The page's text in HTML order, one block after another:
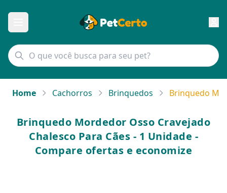
Home Cachorros Brinquedos Brinquedo
Brinquedo Mordedor Osso Cravejado
Chalesco Para Cães - 1 Unidade -
Compare ofertas e economize